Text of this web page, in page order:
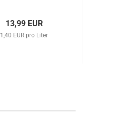
13,99 EUR
1,40 EUR pro Liter